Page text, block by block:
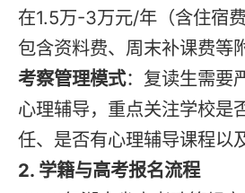
在1.5万-3万元/年（含住宿
包含资料费、周末补课费等
考察管理模式：复读生需要
心理辅导，重点关注学校是
任、是否有心理辅导课程以
2. 学籍与高考报名流程